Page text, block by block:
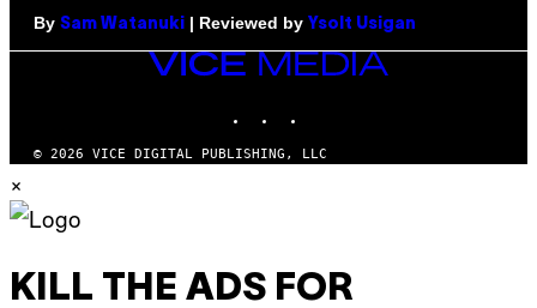
By Sam Watanuki | Reviewed by Ysolt Usigan
VICE
© 2026 VICE DIGITAL PUBLISHING, LLC
×
KILL THE ADS FOR